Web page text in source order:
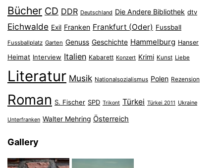
Bücher CD DDR Deutschland Die Andere Bibliothek dtv
Eichwalde Exil Franken Frankfurt (Oder) Fussball
Fussballplatz Garten Genuss Geschichte Hammelburg Hanser
Heimat Interview Italien Kabarett Konzert Krimi Kunst Liebe
Literatur Musik Nationalsozialismus Polen Rezension
Roman S. Fischer SPD Trikont Türkei Türkei 2011 Ukraine
Unterfranken Walter Mehring Österreich
Gallery